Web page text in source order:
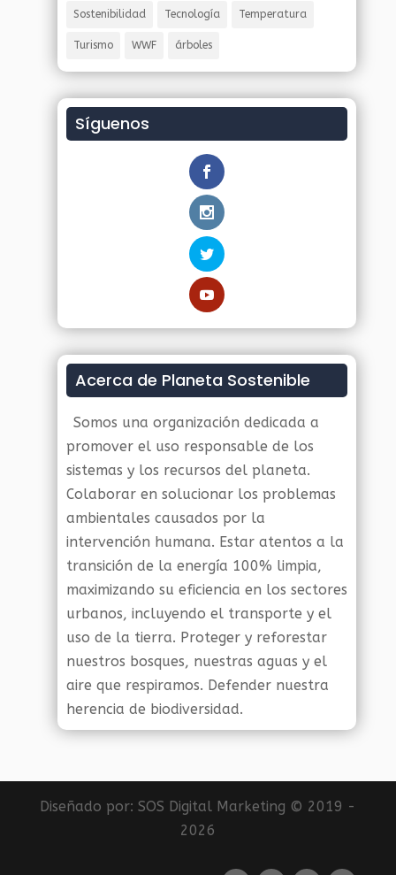
Sostenibilidad Tecnología Temperatura
Turismo WWF árboles
Síguenos
Acerca de Planeta Sostenible
Somos una organización dedicada a
promover el uso responsable de los
sistemas y los recursos del planeta.
Colaborar en solucionar los problemas
ambientales causados por la
intervención humana. Estar atentos a la
transición de la energía 100% limpia,
maximizando su eficiencia en los sectores
urbanos, incluyendo el transporte y el
uso de la tierra. Proteger y reforestar
nuestros bosques, nuestras aguas y el
aire que respiramos. Defender nuestra
herencia de biodiversidad.
Diseñado por:SOS Digital Marketing © 2019 -
2026